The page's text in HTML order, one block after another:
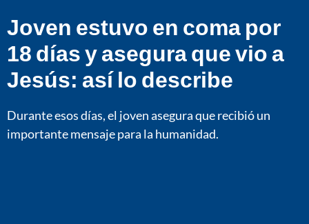
Joven estuvo en coma por
18 días y asegura que vio a
Jesús: así lo describe
Durante esos días, el joven asegura que recibió un
importante mensaje para la humanidad.